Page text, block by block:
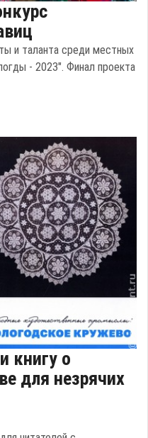
и таланта среди местных
- 2023". Финал проекта
книгу о
для незрячих